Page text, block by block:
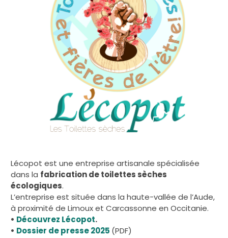
Lécopot est une entreprise artisanale spécialisée
dans la fabrication de toilettes sèches
écologiques.
L’entreprise est située dans la haute-vallée de l’Aude,
à proximité de Limoux et Carcassonne en Occitanie.
• Découvrez Lécopot.
• Dossier de presse 2025 (PDF)